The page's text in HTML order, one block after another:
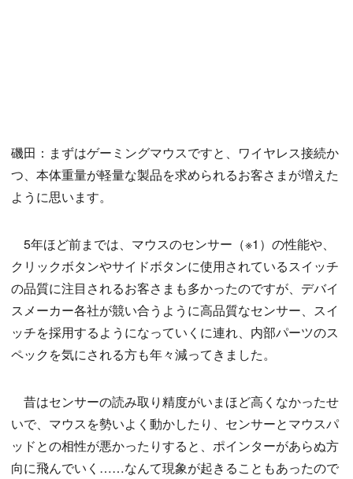
磯田：まずはゲーミングマウスですと、ワイヤレス接続か
つ、本体重量が軽量な製品を求められるお客さまが増えた
ように思います。
5年ほど前までは、マウスのセンサー（※1）の性能や、
クリックボタンやサイドボタンに使用されているスイッチ
の品質に注目されるお客さまも多かったのですが、デバイ
スメーカー各社が競い合うように高品質なセンサー、スイ
ッチを採用するようになっていくに連れ、内部パーツのス
ペックを気にされる方も年々減ってきました。
昔はセンサーの読み取り精度がいまほど高くなかったせ
いで、マウスを勢いよく動かしたり、センサーとマウスパ
ッドとの相性が悪かったりすると、ポインターがあらぬ方
向に飛んでいく……なんて現象が起きることもあったので